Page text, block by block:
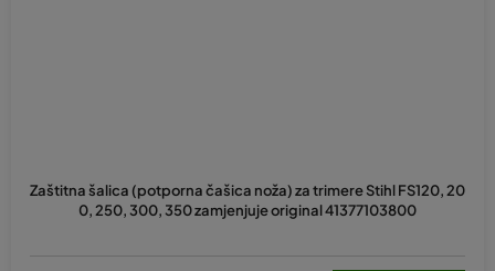
Zaštitna šalica (potporna čašica noža) za trimere Stihl FS120, 20
0, 250, 300, 350 zamjenjuje original 41377103800